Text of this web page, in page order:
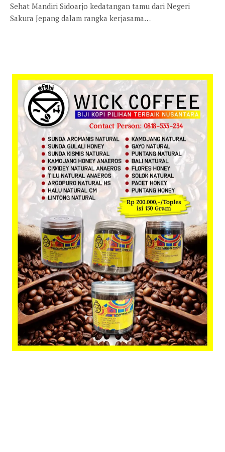
Sehat Mandiri Sidoarjo kedatangan tamu dari Negeri
Sakura Jepang dalam rangka kerjasama…